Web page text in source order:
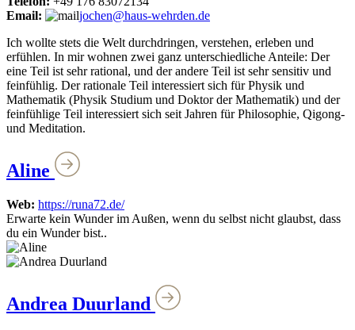
Email:
jochen@haus-wehrden.de
Ich wollte stets die Welt durchdringen, verstehen, erleben und
erfühlen. In mir wohnen zwei ganz unterschiedliche Anteile: Der
eine Teil ist sehr rational, und der andere Teil ist sehr sensitiv und
feinfühlig. Der rationale Teil interessiert sich für Physik und
Mathematik (Physik Studium und Doktor der Mathematik) und der
feinfühlige Teil interessiert sich seit Jahren für Philosophie, Qigong-
und Meditation.
Aline
Web: https://runa72.de/
Erwarte kein Wunder im Außen, wenn du selbst nicht glaubst, dass
du ein Wunder bist..
Andrea Duurland